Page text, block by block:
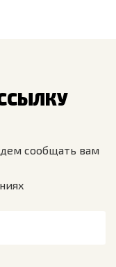
сообщать вам